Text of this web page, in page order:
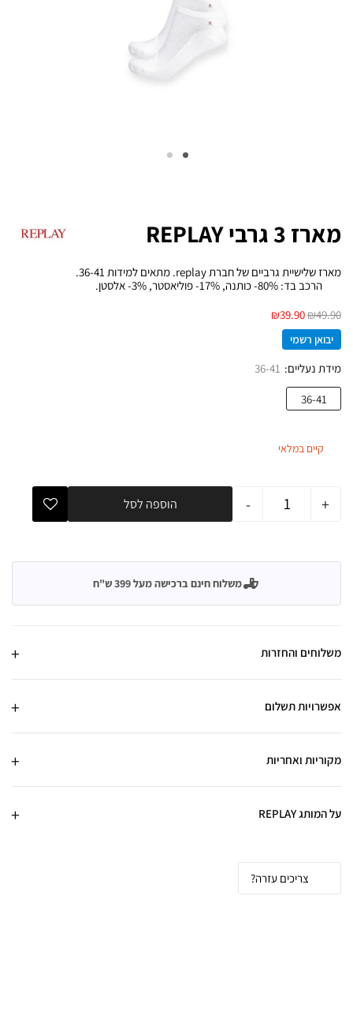
מארז 3 גרבי REPLAY
מארז שלישיית גרביים של חברת replay. מתאים למידות 36-41.
הרכב בד: 80%- כותנה, 17%- פוליאסטר, 3%- אלסטן.
₪49.90
₪39.90
יבואן רשמי
מידת נעליים 36-41
36-41
קיים במלאי
- + הוספה לסל
משלוח חינם ברכישה מעל 399 ש"ח
משלוחים והחזרות
אפשרויות תשלום
מקוריות ואחריות
על המותג REPLAY
צריכים עזרה?